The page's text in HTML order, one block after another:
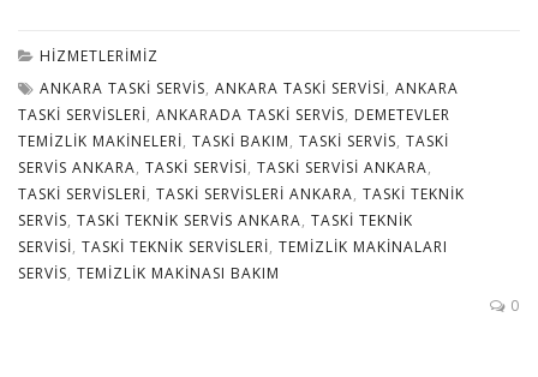
HIZMETLERIMIZ
ANKARA TASKI SERVIS, ANKARA TASKI SERVISI, ANKARA
TASKI SERVISLERI, ANKARADA TASKI SERVIS, DEMETEVLER
TEMIZLIK MAKINELERI, TASKI BAKIM, TASKI SERVIS, TASKI
SERVIS ANKARA, TASKI SERVISI, TASKI SERVISI ANKARA,
TASKI SERVISLERI, TASKI SERVISLERI ANKARA, TASKI TEKNIK
SERVIS, TASKI TEKNIK SERVIS ANKARA, TASKI TEKNIK
SERVISI, TASKI TEKNIK SERVISLERI, TEMIZLIK MAKINALARI
SERVIS, TEMIZLIK MAKINASI BAKIM
0